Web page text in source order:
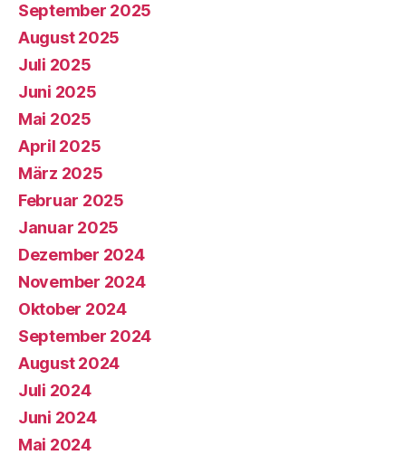
September 2025
August 2025
Juli 2025
Juni 2025
Mai 2025
April 2025
März 2025
Februar 2025
Januar 2025
Dezember 2024
November 2024
Oktober 2024
September 2024
August 2024
Juli 2024
Juni 2024
Mai 2024